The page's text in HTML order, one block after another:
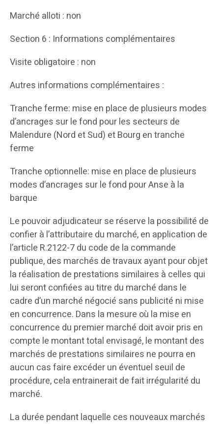
Marché alloti : non
Section 6 : Informations complémentaires
Visite obligatoire : non
Autres informations complémentaires :
Tranche ferme: mise en place de plusieurs modes
d’ancrages sur le fond pour les secteurs de
Malendure (Nord et Sud) et Bourg en tranche
ferme
Tranche optionnelle: mise en place de plusieurs
modes d’ancrages sur le fond pour Anse à la
barque
Le pouvoir adjudicateur se réserve la possibilité de
confier à l’attributaire du marché, en application de
l’article R.2122-7 du code de la commande
publique, des marchés de travaux ayant pour objet
la réalisation de prestations similaires à celles qui
lui seront confiées au titre du marché dans le
cadre d’un marché négocié sans publicité ni mise
en concurrence. Dans la mesure où la mise en
concurrence du premier marché doit avoir pris en
compte le montant total envisagé, le montant des
marchés de prestations similaires ne pourra en
aucun cas faire excéder un éventuel seuil de
procédure, cela entrainerait de fait irrégularité du
marché.
La durée pendant laquelle ces nouveaux marchés